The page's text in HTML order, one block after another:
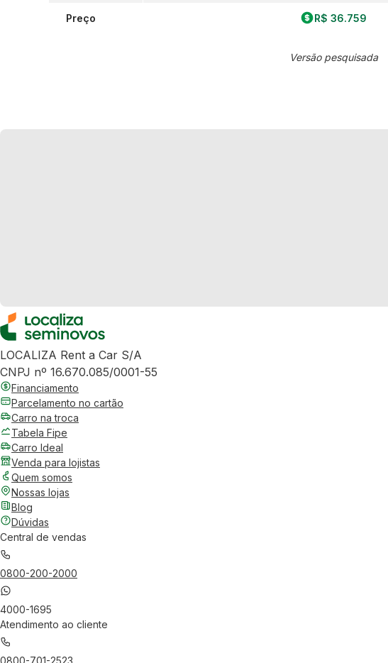
Preço R$ 36.759
Versão pesquisada
LOCALIZA Rent a Car S/A
CNPJ nº 16.670.085/0001-55
Financiamento
Parcelamento no cartão
Carro na troca
Tabela Fipe
Carro Ideal
Venda para lojistas
Quem somos
Nossas lojas
Blog
Dúvidas
Central de vendas
0800-200-2000
4000-1695
Atendimento ao cliente
0800-701-2523